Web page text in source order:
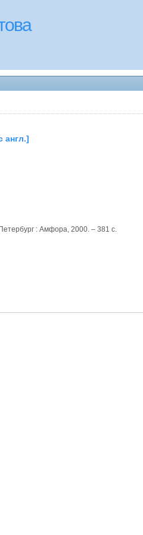
англ.]
: Амфора, 2000. – 381 с.